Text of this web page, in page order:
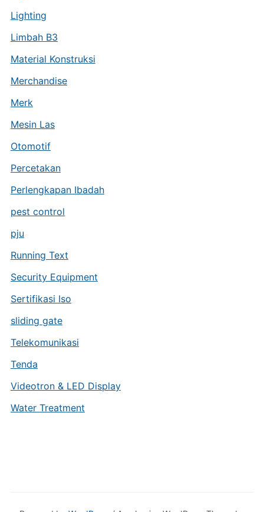
Lighting
Limbah B3
Material Konstruksi
Merchandise
Merk
Mesin Las
Otomotif
Percetakan
Perlengkapan Ibadah
pest control
pju
Running Text
Security Equipment
Sertifikasi Iso
sliding gate
Telekomunikasi
Tenda
Videotron & LED Display
Water Treatment